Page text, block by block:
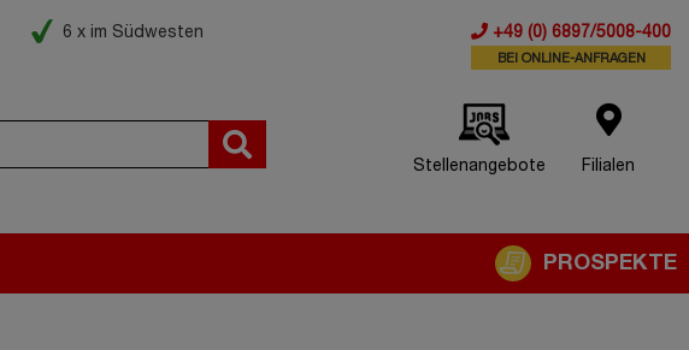
6 x im Südwesten +49 (0) 6897/5008-400
BEI ONLINE-ANFRAGEN
Stellenangebote Filialen
PROSPEKTE